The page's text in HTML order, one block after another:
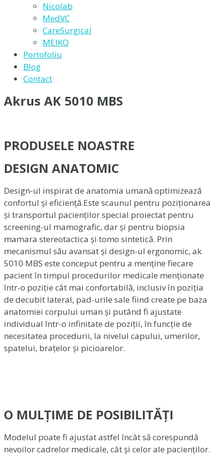
Nicolab
MedVC
CareSurgical
MEIKO
Portofoliu
Blog
Contact
Akrus AK 5010 MBS
PRODUSELE NOASTRE
DESIGN ANATOMIC
Design-ul inspirat de anatomia umană optimizează
confortul și eficiență.Este scaunul pentru poziționarea
și transportul pacienților special proiectat pentru
screening-ul mamografic, dar și pentru biopsia
mamara stereotactica și tomo sintetică. Prin
mecanismul său avansat și design-ul ergonomic, ak
5010 MBS este conceput pentru a menține fiecare
pacient în timpul procedurilor medicale menționate
într-o poziție cât mai confortabilă, inclusiv în poziția
de decubit lateral, pad-urile sale fiind create pe baza
anatomiei corpului uman și putând fi ajustate
individual într-o infinitate de poziții, în funcție de
necesitatea procedurii, la nivelul capului, umerilor,
spatelui, brațelor și picioarelor.
O MULȚIME DE POSIBILITĂȚI
Modelul poate fi ajustat astfel încât să corespundă
nevoilor cadrelor medicale, cât și celor ale pacienților.